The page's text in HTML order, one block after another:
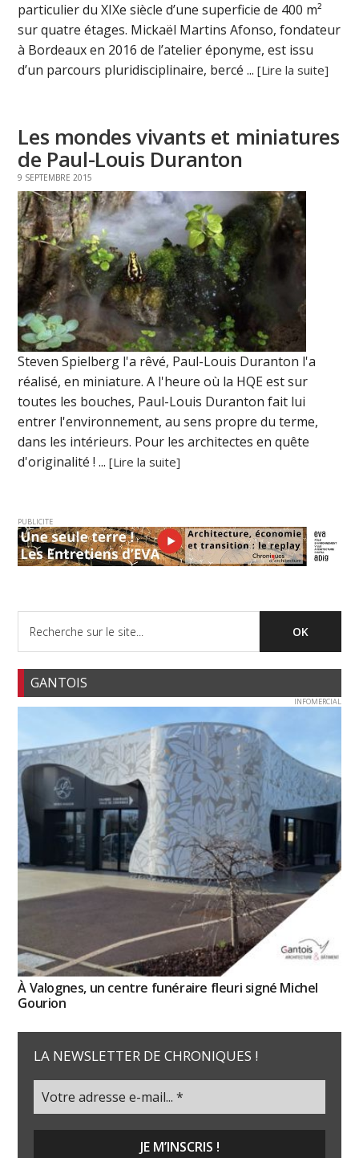
particulier du XIXe siècle d’une superficie de 400 m²
sur quatre étages. Mickaël Martins Afonso, fondateur
à Bordeaux en 2016 de l’atelier éponyme, est issu
d’un parcours pluridisciplinaire, bercé ...[Lire la suite]
Les mondes vivants et miniatures
de Paul-Louis Duranton
9 SEPTEMBRE 2015
Steven Spielberg l'a rêvé, Paul-Louis Duranton l'a
réalisé, en miniature. A l'heure où la HQE est sur
toutes les bouches, Paul-Louis Duranton fait lui
entrer l'environnement, au sens propre du terme,
dans les intérieurs. Pour les architectes en quête
d'originalité ! ...[Lire la suite]
PUBLICITE
GANTOIS
INFOMERCIAL
À Valognes, un centre funéraire fleuri signé Michel
Gourion
LA NEWSLETTER DE CHRONIQUES !